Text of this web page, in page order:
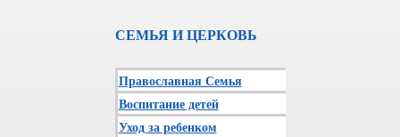
СЕМЬЯ И ЦЕРКОВЬ
Православная Семья
Воспитание детей
Уход за ребенком